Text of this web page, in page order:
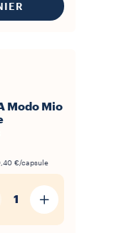
Modo Mio
€/capsule
1